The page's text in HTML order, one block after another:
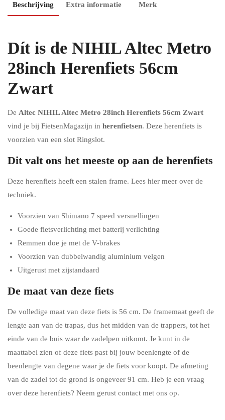
Beschrijving Extra informatie Merk
Dít is de NIHIL Altec Metro
28inch Herenfiets 56cm
Zwart
De Altec NIHIL Altec Metro 28inch Herenfiets 56cm Zwart
vind je bij FietsenMagazijn in herenfietsen. Deze herenfiets is
voorzien van een slot Ringslot.
Dit valt ons het meeste op aan de herenfiets
Deze herenfiets heeft een stalen frame. Lees hier meer over de
techniek.
Voorzien van Shimano 7 speed versnellingen
Goede fietsverlichting met batterij verlichting
Remmen doe je met de V-brakes
Voorzien van dubbelwandig aluminium velgen
Uitgerust met zijstandaard
De maat van deze fiets
De volledige maat van deze fiets is 56 cm. De framemaat geeft de
lengte aan van de trapas, dus het midden van de trappers, tot het
einde van de buis waar de zadelpen uitkomt. Je kunt in de
maattabel zien of deze fiets past bij jouw beenlengte of de
beenlengte van degene waar je de fiets voor koopt. De afmeting
van de zadel tot de grond is ongeveer 91 cm. Heb je een vraag
over deze herenfiets? Neem gerust contact met ons op.